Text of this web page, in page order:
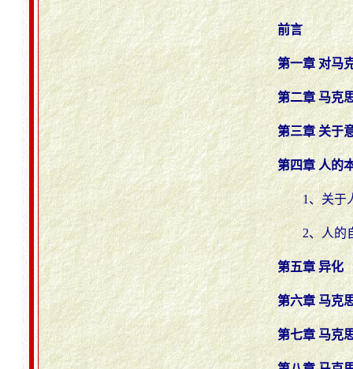
前言
第一章 对马
第二章 马克
第三章 关于
第四章 人的
1、关于
2、人的
第五章 异化
第六章 马克
第七章 马克